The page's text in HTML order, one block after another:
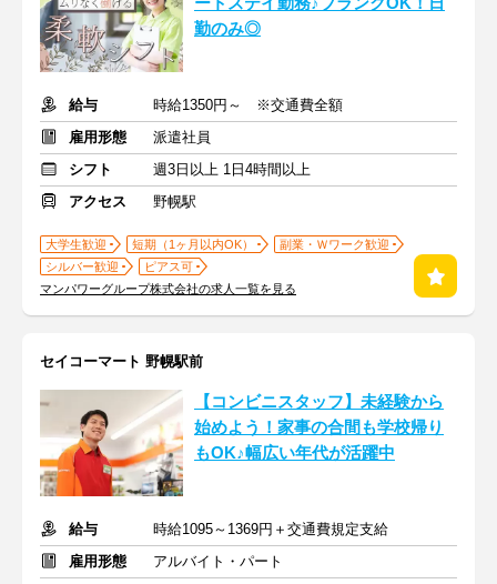
勤のみ◎
給与
時給1350円～ ※交通費全額
雇用形態
派遣社員
シフト
週3日以上 1日4時間以上
アクセス
野幌駅
大学生歓迎 短期（1ヶ月以内OK）
副業・Ｗワーク歓迎
シルバー歓迎
ピアス可
マンパワーグループ株式会社の求人一覧を見る
セイコーマート 野幌駅前
【コンビニスタッフ】未経験から
始めよう！家事の合間も学校帰り
もOK♪幅広い年代が活躍中
給与
時給1095～1369円＋交通費規定支給
雇用形態
アルバイト・パート